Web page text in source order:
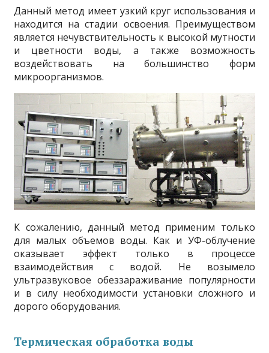
Данный метод имеет узкий круг использования и
находится на стадии освоения. Преимуществом
является нечувствительность к высокой мутности
и цветности воды, а также возможность
воздействовать на большинство форм
микроорганизмов.
К сожалению, данный метод применим только
для малых объемов воды. Как и УФ-облучение
оказывает эффект только в процессе
взаимодействия с водой. Не возымело
ультразвуковое обеззараживание популярности
и в силу необходимости установки сложного и
дорого оборудования.
Термическая обработка воды